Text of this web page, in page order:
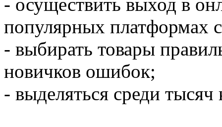
- осуществить выход в
популярных платформах
- выбирать товары
новичков ошибок;
- выделяться среди тысяч